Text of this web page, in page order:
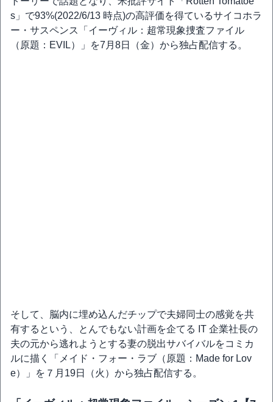
s」で93%(2022/6/13 時点)の高評価を得ているサイコホラ
ー・サスペンス「イーヴィル：超常現象捜査ファイル
（原題：EVIL）」を7月8日（金）から独占配信する。
そして、脳内に埋め込んだチップで夫婦同士の感覚を共
有するという、とんでもない計画を企てる IT 企業社長の
夫の元から逃れようとする妻の脱出サバイバルをコミカ
ルに描く「メイド・フォー・ラブ（原題：Made for Lov
e）」を７月19日（火）から独占配信する。